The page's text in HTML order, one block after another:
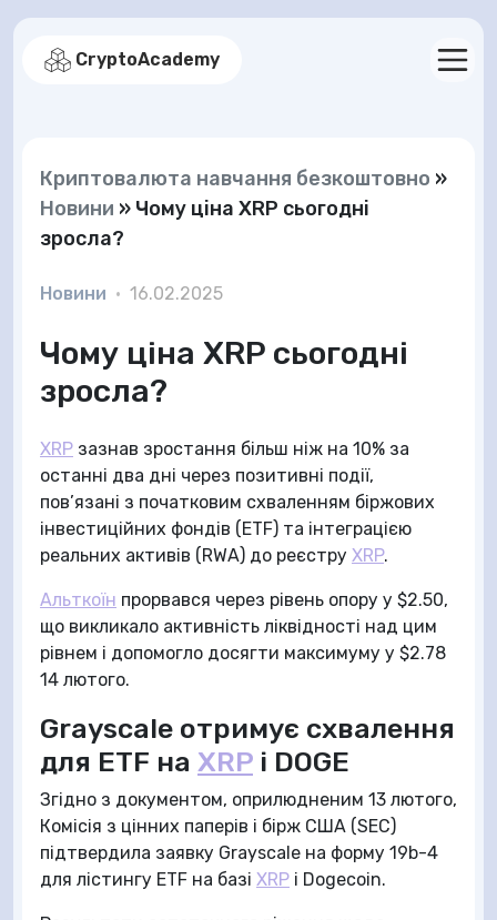
CryptoAcademy
Криптовалюта навчання безкоштовно »
Новини » Чому ціна XRP сьогодні
зросла?
Новини • 16.02.2025
Чому ціна XRP сьогодні
зросла?
XRP зазнав зростання більш ніж на 10% за
останні два дні через позитивні події,
пов’язані з початковим схваленням біржових
інвестиційних фондів (ETF) та інтеграцією
реальних активів (RWA) до реєстру XRP.
Альткоїн прорвався через рівень опору у $2.50,
що викликало активність ліквідності над цим
рівнем і допомогло досягти максимуму у $2.78
14 лютого.
Grayscale отримує схвалення
для ETF на XRP і DOGE
Згідно з документом, оприлюдненим 13 лютого,
Комісія з цінних паперів і бірж США (SEC)
підтвердила заявку Grayscale на форму 19b-4
для лістингу ETF на базі XRP і Dogecoin.